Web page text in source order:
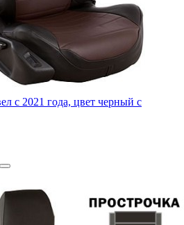
с 2021 года, цвет черный с